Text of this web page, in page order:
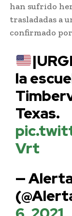
han sufrido
trasladadas a
confirmado
la
Texas.
Vrt
—